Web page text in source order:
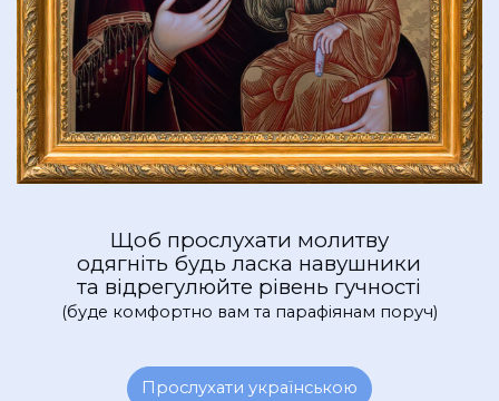
Щоб прослухати молитву
одягніть будь ласка навушники
та відрегулюйте рівень гучності
(буде комфортно вам та парафіянам поруч)
Прослухати українською